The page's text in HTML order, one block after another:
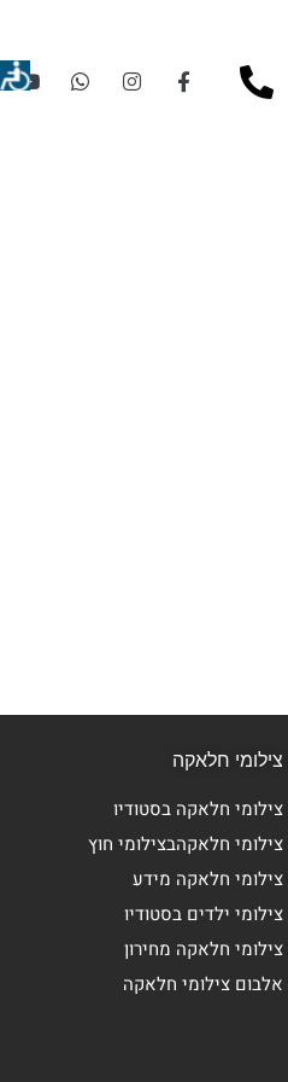
צילומי חלאקה
צילומי חלאקה בסטודיו
צילומי חלאקהבצילומי חוץ
צילומי חלאקה מידע
צילומי ילדים בסטודיו
צילומי חלאקה מחירון
אלבום צילומי חלאקה